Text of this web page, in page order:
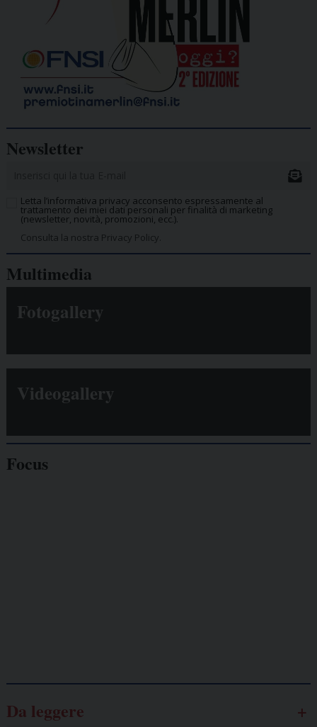
Newsletter
Letta l’informativa privacy acconsento espressamente al
trattamento dei miei dati personali per finalità di marketing
(newsletter, novità, promozioni, ecc.).
Consulta la nostra Privacy Policy.
Multimedia
Fotogallery
Videogallery
Focus
Da leggere